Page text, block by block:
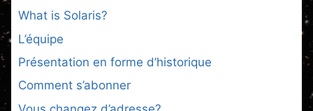
What is Solaris?
L’équipe
Présentation en forme d’historique
Comment s’abonner